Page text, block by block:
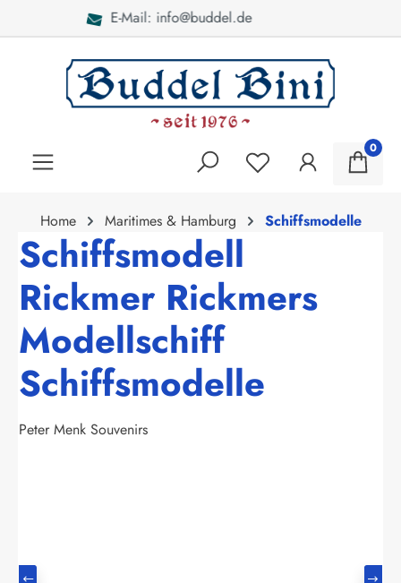
Bei Fragen: 040 - 46 28 52
0
Home Maritimes & Hamburg Schiffsmodelle
Schiffsmodell
Rickmer Rickmers
Modellschiff
Schiffsmodelle
Peter Menk Souvenirs